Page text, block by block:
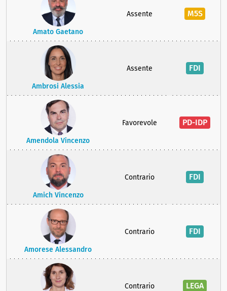
Amato Gaetano
Assente M5S
Ambrosi Alessia
Assente FDI
Amendola Vincenzo
Favorevole PD-IDP
Amich Vincenzo
Contrario FDI
Amorese Alessandro
Contrario FDI
Contrario LEGA